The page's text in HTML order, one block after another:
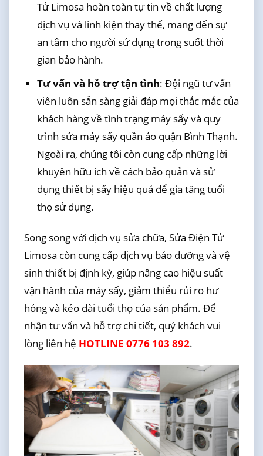
Tử Limosa hoàn toàn tự tin về chất lượng
dịch vụ và linh kiện thay thế, mang đến sự
an tâm cho người sử dụng trong suốt thời
gian bảo hành.
Tư vấn và hỗ trợ tận tình: Đội ngũ tư vấn
viên luôn sẵn sàng giải đáp mọi thắc mắc của
khách hàng về tình trạng máy sấy và quy
trình sửa máy sấy quần áo quận Bình Thạnh.
Ngoài ra, chúng tôi còn cung cấp những lời
khuyên hữu ích về cách bảo quản và sử
dụng thiết bị sấy hiệu quả để gia tăng tuổi
thọ sử dụng.
Song song với dịch vụ sửa chữa, Sửa Điện Tử
Limosa còn cung cấp dịch vụ bảo dưỡng và vệ
sinh thiết bị định kỳ, giúp nâng cao hiệu suất
vận hành của máy sấy, giảm thiểu rủi ro hư
hỏng và kéo dài tuổi thọ của sản phẩm. Để
nhận tư vấn và hỗ trợ chi tiết, quý khách vui
lòng liên hệ HOTLINE 0776 103 892.